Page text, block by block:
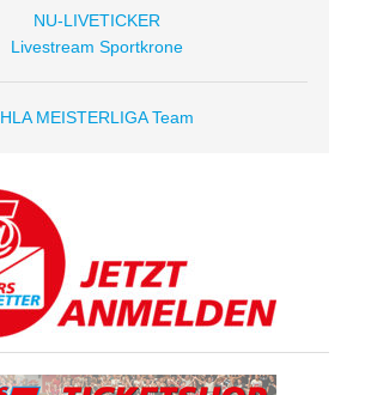
NU-LIVETICKER
Livestream Sportkrone
HLA MEISTERLIGA Team